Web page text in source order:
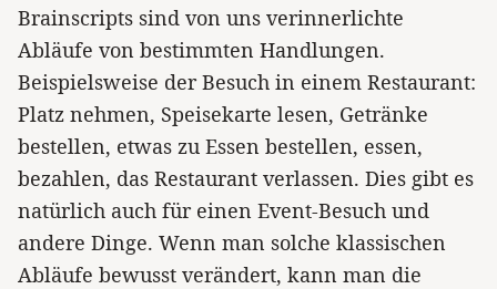
Brainscripts sind von uns verinnerlichte
Abläufe von bestimmten Handlungen.
Beispielsweise der Besuch in einem Restaurant:
Platz nehmen, Speisekarte lesen, Getränke
bestellen, etwas zu Essen bestellen, essen,
bezahlen, das Restaurant verlassen. Dies gibt es
natürlich auch für einen Event-Besuch und
andere Dinge. Wenn man solche klassischen
Abläufe bewusst verändert, kann man die